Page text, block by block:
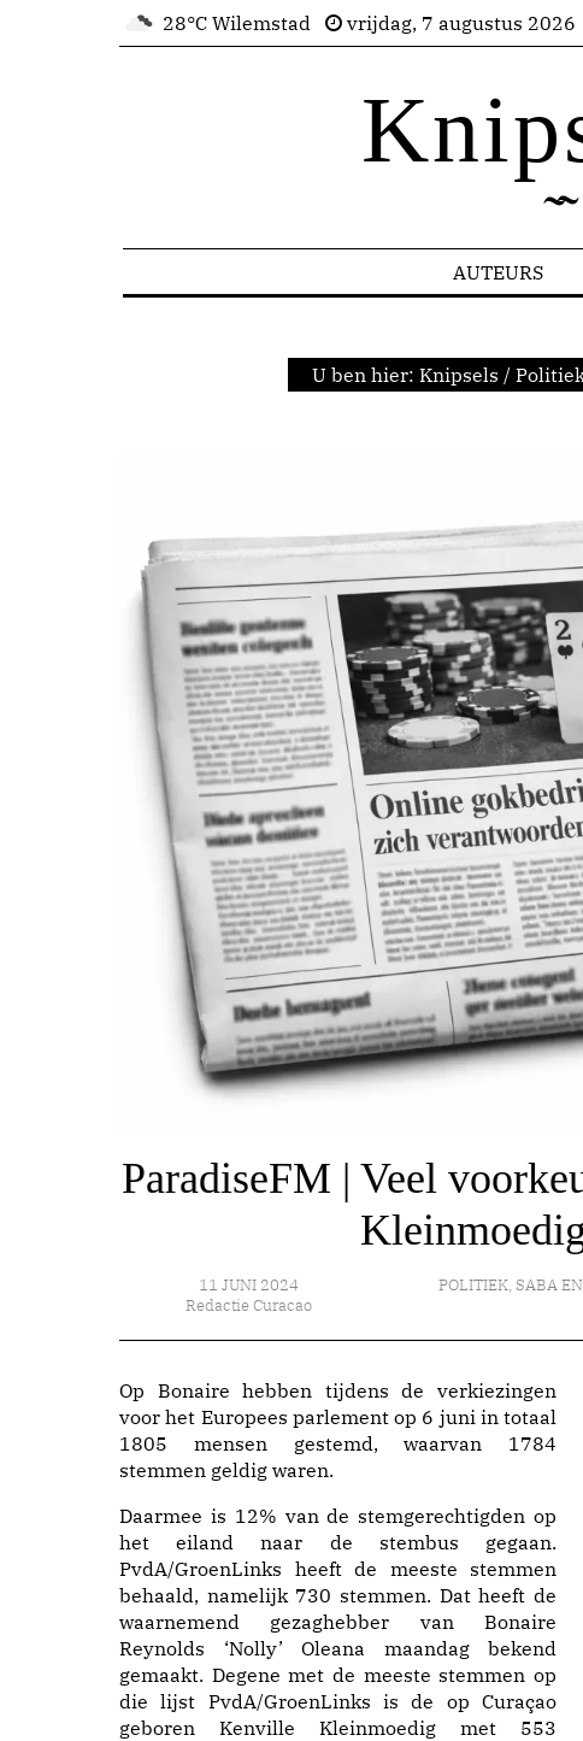
28°C Wilemstad vrijdag, 7 augustus 2026
AUTEURS
U ben hier: Knipsels /
ParadiseFM | Veel
11 JUNI 2024
Redactie Curacao
POLITIEK, SABA
Op Bonaire hebben tijdens de verkiezingen
voor het Europees parlement op 6 juni in totaal
1805 mensen gestemd, waarvan 1784
stemmen geldig waren.
Daarmee is 12% van de stemgerechtigden op
het eiland naar de stembus gegaan.
PvdA/GroenLinks heeft de meeste stemmen
behaald, namelijk 730 stemmen. Dat heeft de
waarnemend gezaghebber van Bonaire
Reynolds ‘Nolly’ Oleana maandag bekend
gemaakt. Degene met de meeste stemmen op
die lijst PvdA/GroenLinks is de op Curaçao
geboren Kenville Kleinmoedig met 553